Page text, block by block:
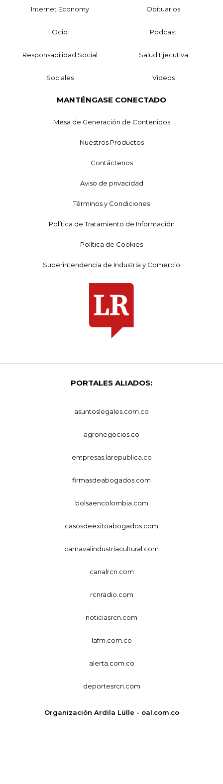
Internet Economy Obituarios
Ocio Podcast
Responsabilidad Social Salud Ejecutiva
Sociales Videos
MANTÉNGASE CONECTADO
Mesa de Generación de Contenidos
Nuestros Productos
Contáctenos
Aviso de privacidad
Términos y Condiciones
Política de Tratamiento de Información
Política de Cookies
Superintendencia de Industria y Comercio
PORTALES ALIADOS:
asuntoslegales.com.co
agronegocios.co
empresas.larepublica.co
firmasdeabogados.com
bolsaencolombia.com
casosdeexitoabogados.com
carnavalindustriacultural.com
canalrcn.com
rcnradio.com
noticiasrcn.com
lafm.com.co
alerta.com.co
deportesrcn.com
Organización Ardila Lülle - oal.com.co